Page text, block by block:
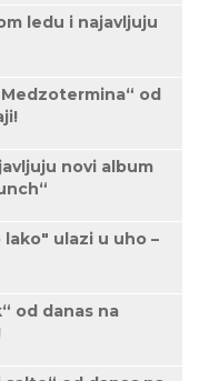
ledu i najavljuju
od
novi album
ulazi u uho –
od danas na